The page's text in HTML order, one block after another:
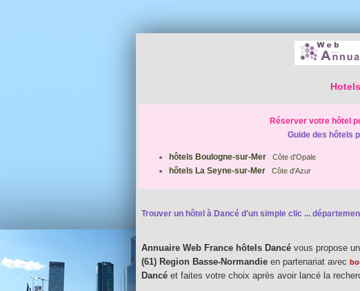
Réserver votre hôtel
Guide des hôtels
hôtels Boulogne-sur-Mer Côte d'Opale
hôtels La Seyne-sur-Mer Côte d'Azur
Trouver un hôtel à Dancé d'un simple clic ...
Annuaire Web France hôtels Dancé vous propose
(61) Region Basse-Normandie en partenariat avec
Dancé et faites votre choix après avoir lancé la